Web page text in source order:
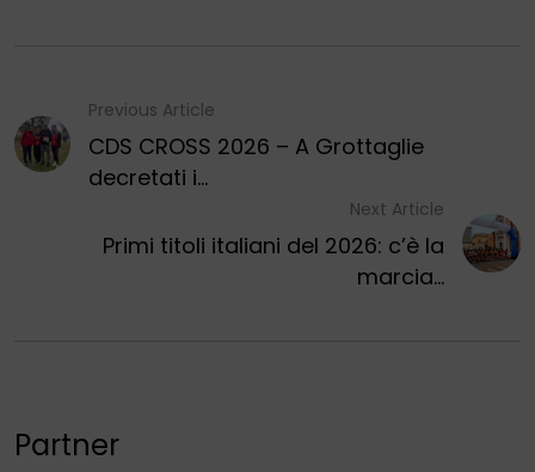
Previous Article
CDS CROSS 2026 – A Grottaglie
decretati i...
Next Article
Primi titoli italiani del 2026: c’è la
marcia...
Partner